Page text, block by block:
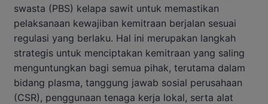
swasta (PBS) kelapa sawit untuk memastikan
pelaksanaan kewajiban kemitraan berjalan sesuai
regulasi yang berlaku. Hal ini merupakan langkah
strategis untuk menciptakan kemitraan yang saling
menguntungkan bagi semua pihak, terutama dalam
bidang plasma, tanggung jawab sosial perusahaan
(CSR), penggunaan tenaga kerja lokal, serta alat